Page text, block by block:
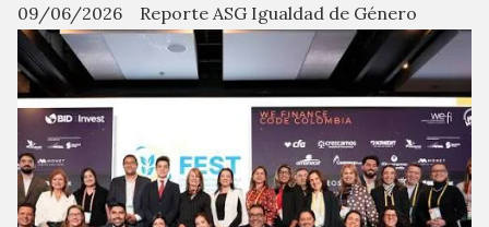
Reporte ASG Igualdad de Género
09/06/2026